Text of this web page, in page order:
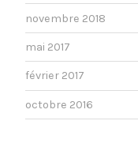
novembre 2018
mai 2017
février 2017
octobre 2016